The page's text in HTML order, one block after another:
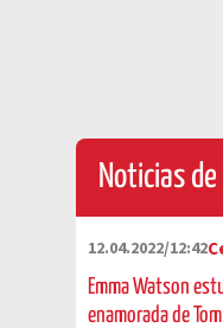
Noticias de
12.04.2022/12:42
Emma Watson
enamorada de